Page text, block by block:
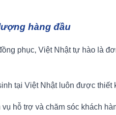
hàng đầu
phục, Việt Nhật tự hào là
tại Việt Nhật luôn được
hỗ trợ và chăm sóc khách